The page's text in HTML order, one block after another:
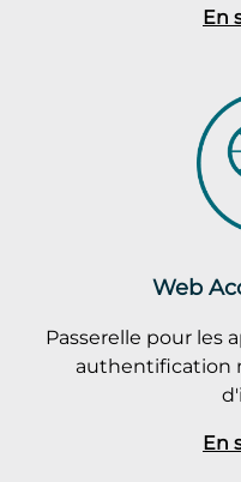
En
Web
Passerelle pour les
authentification
En